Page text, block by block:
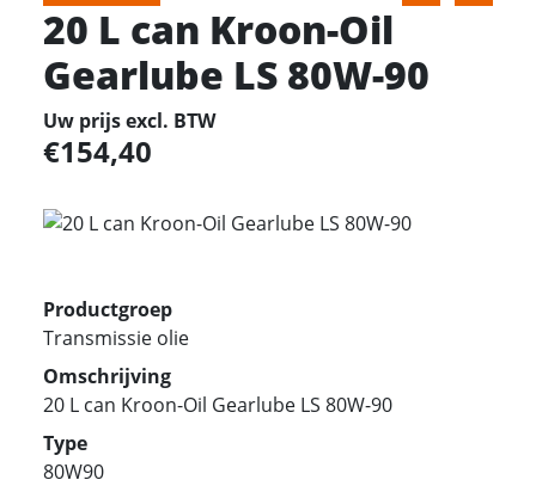
20 L can Kroon-Oil
Gearlube LS 80W-90
Uw prijs excl. BTW
154,40
Productgroep
Transmissie olie
Omschrijving
20 L can Kroon-Oil Gearlube LS 80W-90
Type
80W90